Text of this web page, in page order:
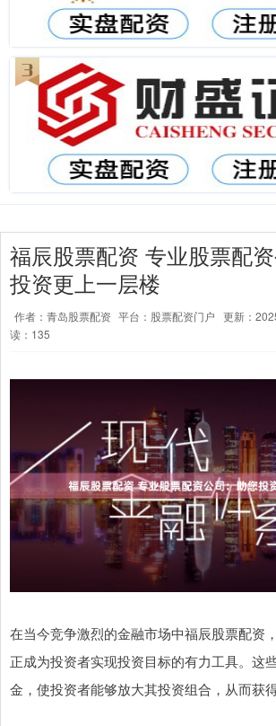
福辰股票配资 专业股票配
投资更上一层楼
作者：青岛股票配资 平台：股票配资门户 更新：
读：135
在当今竞争激烈的金融市场中福辰股票配资
正成为投资者实现投资目标的有力工具。这
金，使投资者能够放大其投资组合，从而获